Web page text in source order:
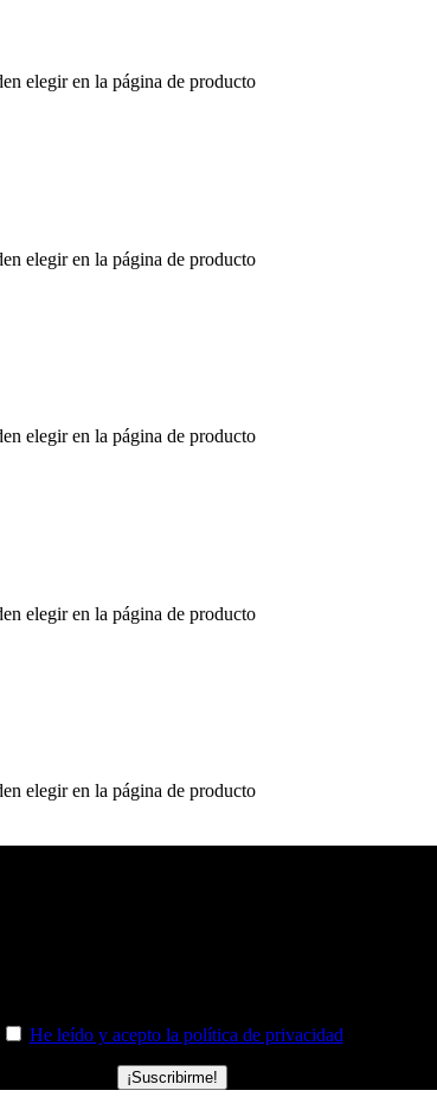
elegir en la página de producto
elegir en la página de producto
elegir en la página de producto
elegir en la página de producto
elegir en la página de producto
He leído y acepto la política de privacidad